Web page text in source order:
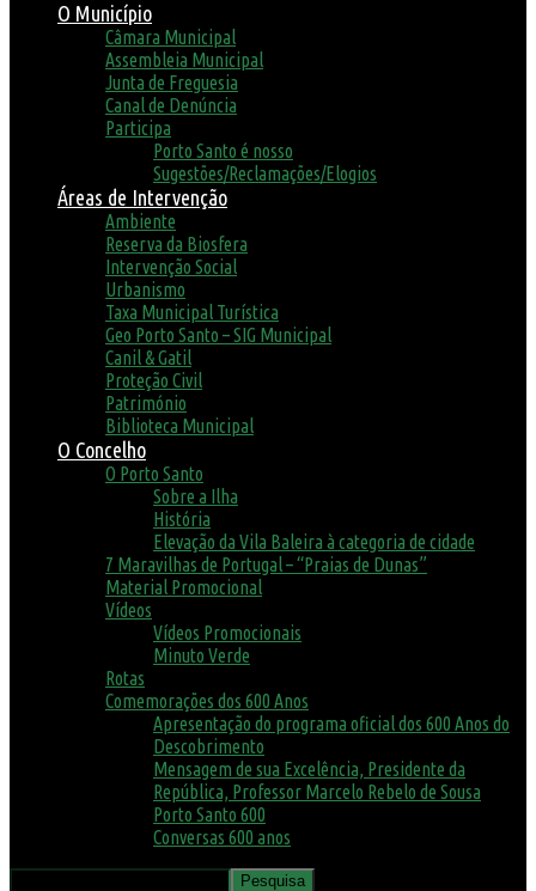
O Município
Câmara Municipal
Assembleia Municipal
Junta de Freguesia
Canal de Denúncia
Participa
Porto Santo é nosso
Sugestões/Reclamações/Elogios
Áreas de Intervenção
Ambiente
Reserva da Biosfera
Intervenção Social
Urbanismo
Taxa Municipal Turística
Geo Porto Santo – SIG Municipal
Canil & Gatil
Proteção Civil
Património
Biblioteca Municipal
O Concelho
O Porto Santo
Sobre a Ilha
História
Elevação da Vila Baleira à categoria de cidade
7 Maravilhas de Portugal – “Praias de Dunas”
Material Promocional
Vídeos
Vídeos Promocionais
Minuto Verde
Rotas
Comemorações dos 600 Anos
Apresentação do programa oficial dos 600 Anos do
Descobrimento
Mensagem de sua Excelência, Presidente da
República, Professor Marcelo Rebelo de Sousa
Porto Santo 600
Conversas 600 anos